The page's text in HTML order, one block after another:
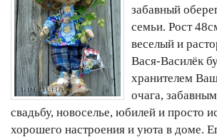
забавный
семьи. Рост
веселый и
Вася-Василёк
хранителем
очага,
свадьбу, новоселье, юбилей и просто
хорошего настроения и уюта в доме.